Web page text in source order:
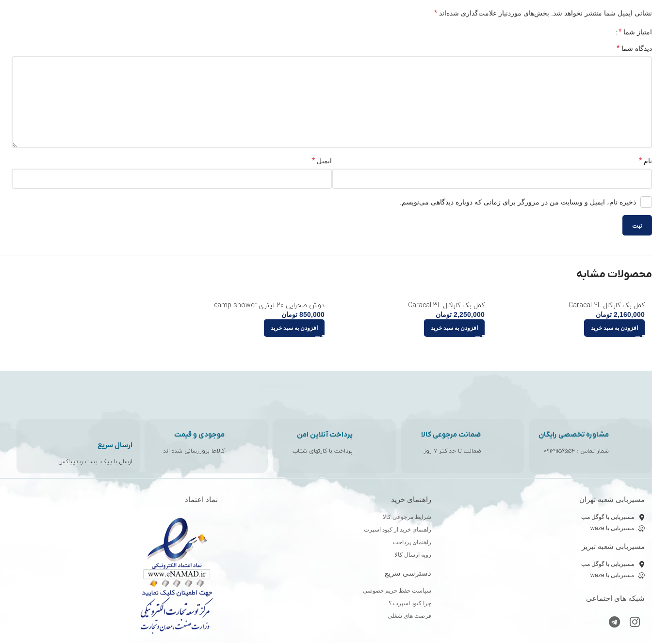
نشانی ایمیل شما منتشر نخواهد شد. بخش‌های موردنیاز علامت‌گذاری شده‌اند *
امتیاز شما *
دیدگاه شما *
نام * ایمیل *
ذخیره نام، ایمیل و وبسایت من در مرورگر برای زمانی که دوباره دیدگاهی می‌نویسم.
محصولات مشابه
کمل بک کاراکال Caracal 2L
2,160,000 تومان
افزودن به سبد خرید
کمل بک کاراکال Caracal 3L
2,250,000 تومان
افزودن به سبد خرید
دوش صحرایی 20 لیتری camp shower
850,000 تومان
افزودن به سبد خرید
مشاوره تخصصی رایگان
شمار تماس : ۰۹۱۲۹۱۵۶۵۵۴
ضمانت مرجوعی کالا
ضمانت تا حداکثر ۷ روز
پرداخت آنلاین امن
پرداخت با کارتهای شتاب
موجودی و قیمت
کالاها بروزرسانی شده اند
ارسال سریع
ارسال با پیک، پست و تیپاکس
مسیربابی شعبه تهران
مسیریابی با گوگل مپ
مسیریابی با waze
مسیربابی شعبه تبریز
مسیریابی با گوگل مپ
مسیریابی با waze
شبکه های اجتماعی
راهنمای خرید
شرایط مرجوعی کالا
راهنمای خرید از کبود اسپرت
راهنمای پرداخت
رویه ارسال کالا
دسترسی سریع
سیاست حفظ حریم خصوصی
چرا کبود اسپرت ؟
فرصت های شغلی
نماد اعتماد